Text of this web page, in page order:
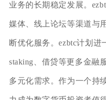
业务的长期稳定发展。
媒体、线上论坛等渠道与
断优化服务。ezbtc计划
staking、借贷等更多金融
多元化需求。作为一个持